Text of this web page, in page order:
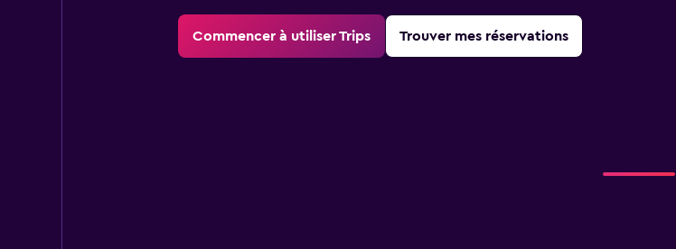
Commencer à utiliser Trips Trouver mes réservations